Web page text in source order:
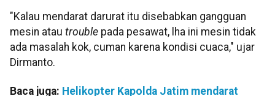
"Kalau mendarat darurat itu disebabkan gangguan
mesin atau trouble pada pesawat, lha ini mesin tidak
ada masalah kok, cuman karena kondisi cuaca," ujar
Dirmanto.
Baca juga: Helikopter Kapolda Jatim mendarat